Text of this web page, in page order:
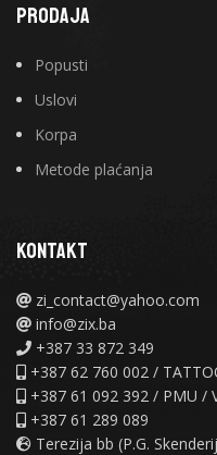
PRODAJA
Popusti
Uslovi
Korpa
Metode plaćanja
KONTAKT
zi_contact@yahoo.com
info@zix.ba
+387 33 872 349
+387 62 760 002 /
+387 61 092 392 / PMU /
+387 61 289 089
Terezija bb (P.G.